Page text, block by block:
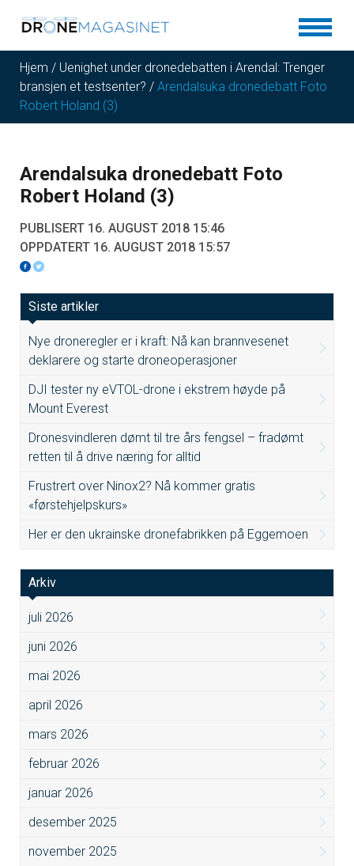
Hjem / Uenighet under dronedebatten i Arendal: Trenger
bransjen et testsenter? / Arendalsuka dronedebatt Foto
Robert Holand (3)
Arendalsuka dronedebatt Foto
Robert Holand (3)
PUBLISERT 16. AUGUST 2018 15:46
OPPDATERT 16. AUGUST 2018 15:57
Siste artikler
Nye droneregler er i kraft: Nå kan brannvesenet
deklarere og starte droneoperasjoner
DJI tester ny eVTOL-drone i ekstrem høyde på
Mount Everest
Dronesvindleren dømt til tre års fengsel – fradømt
retten til å drive næring for alltid
Frustrert over Ninox2? Nå kommer gratis
«førstehjelpskurs»
Her er den ukrainske dronefabrikken på Eggemoen
Arkiv
juli 2026
juni 2026
mai 2026
april 2026
mars 2026
februar 2026
januar 2026
desember 2025
november 2025